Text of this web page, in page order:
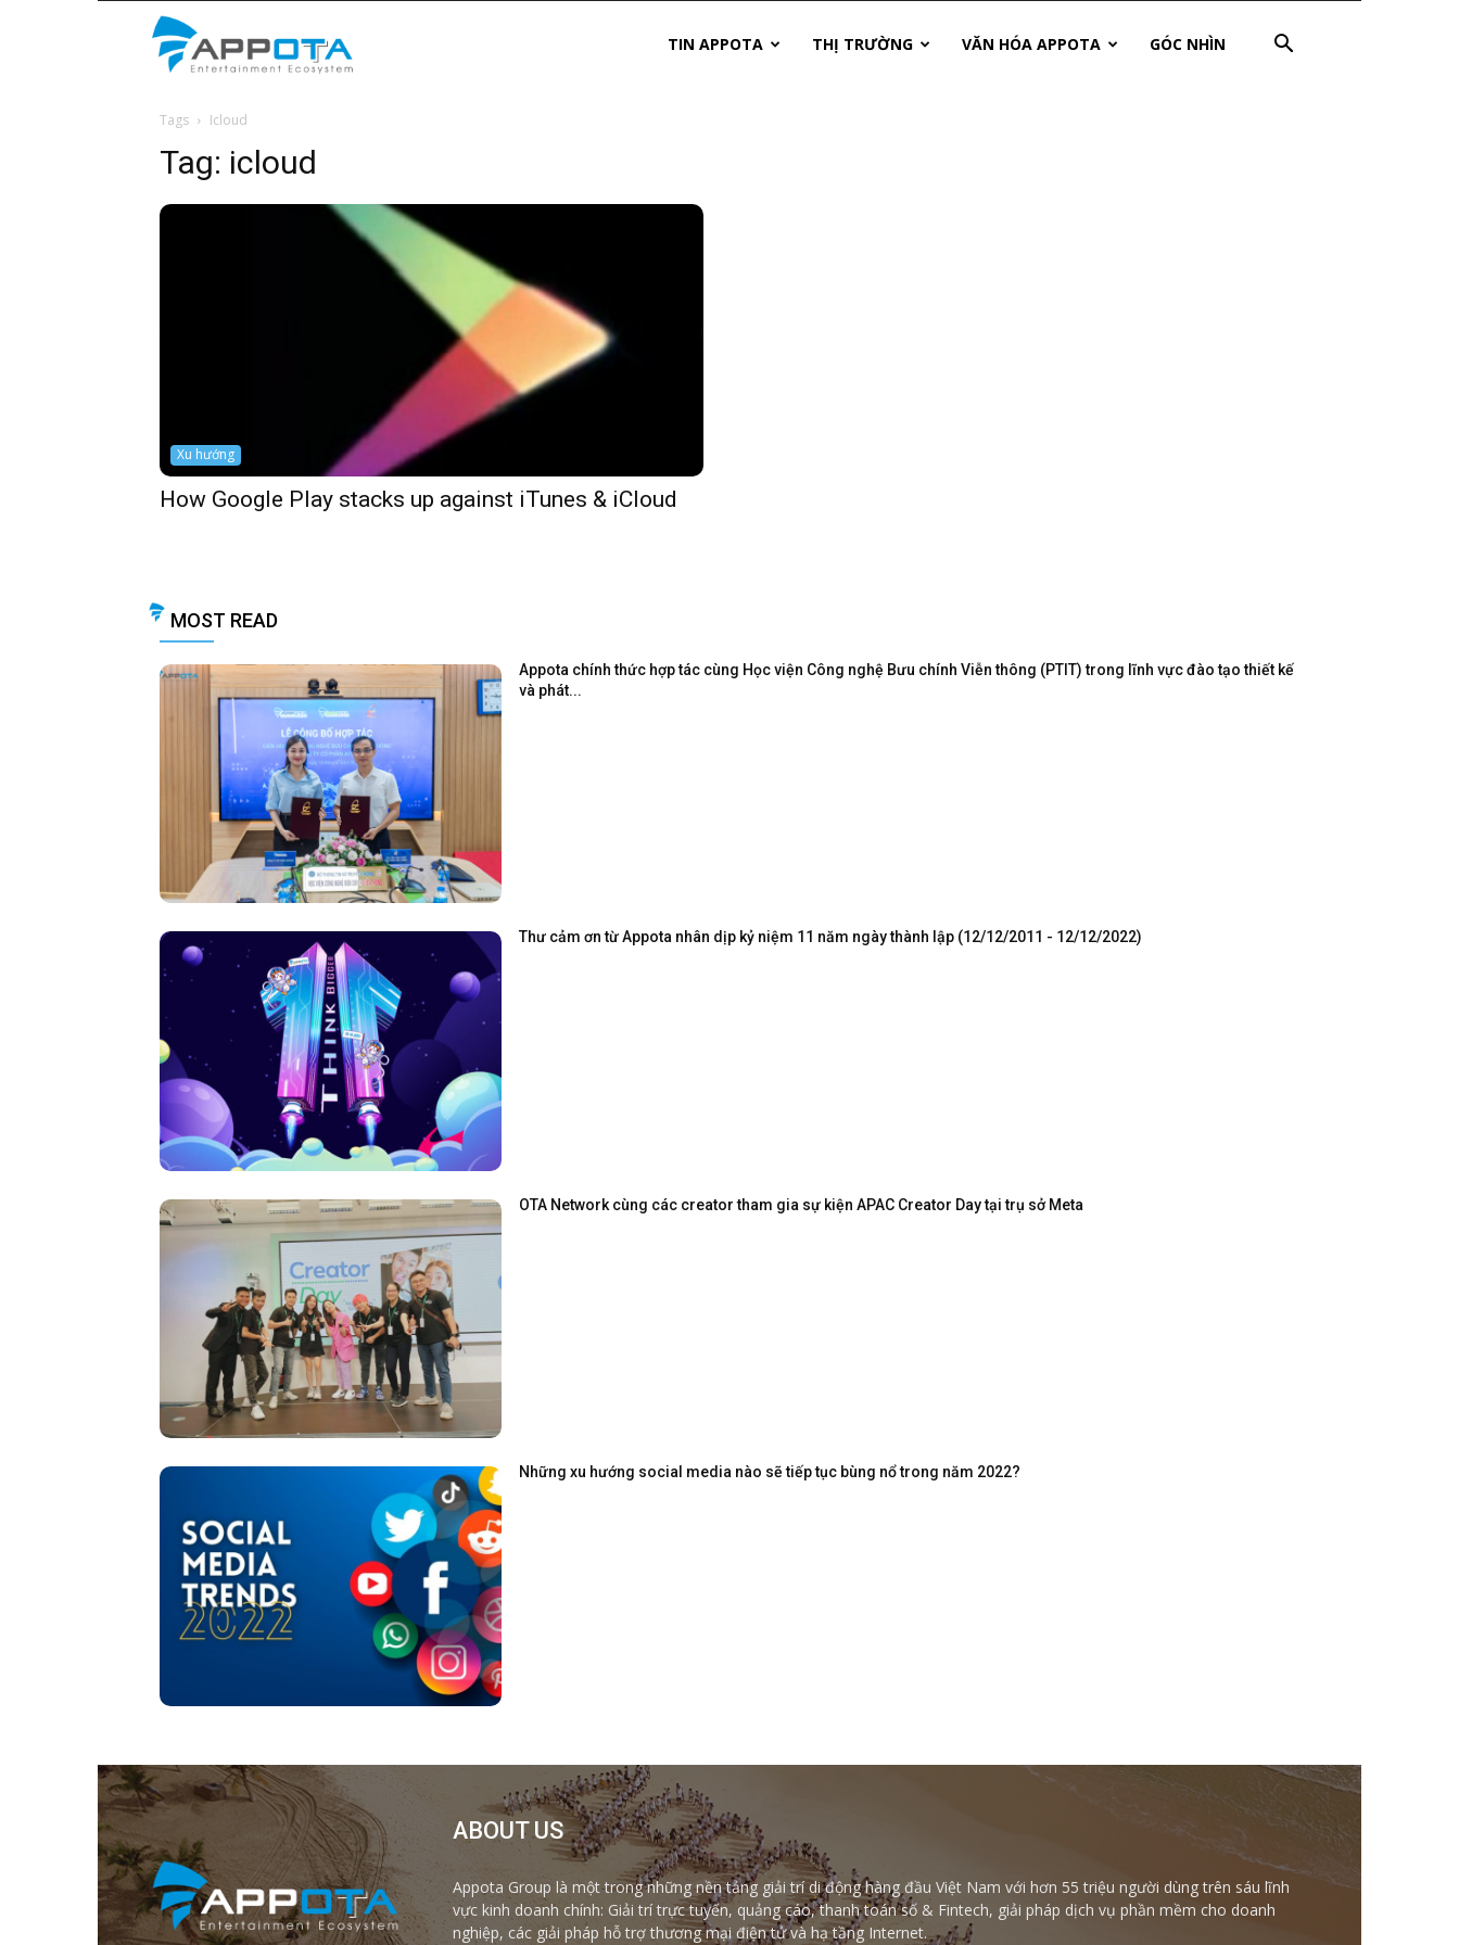
TIN APPOTA THỊ TRƯỜNG VĂN HÓA APPOTA GÓC NHÌN
Tags Icloud
Tag: icloud
Xu hướng
How Google Play stacks up against iTunes & iCloud
MOST READ
Appota chính thức hợp tác cùng Học viện Công nghệ Bưu chính Viễn thông (PTIT) trong lĩnh vực đào tạo thiết kế
và phát...
Thư cảm ơn từ Appota nhân dịp kỷ niệm 11 năm ngày thành lập (12/12/2011 - 12/12/2022)
OTA Network cùng các creator tham gia sự kiện APAC Creator Day tại trụ sở Meta
Những xu hướng social media nào sẽ tiếp tục bùng nổ trong năm 2022?
ABOUT US
Appota Group là một trong những nền tảng giải trí di động hàng đầu Việt Nam với hơn 55 triệu người dùng trên sáu lĩnh
vực kinh doanh chính: Giải trí trực tuyến, quảng cáo, thanh toán số & Fintech, giải pháp dịch vụ phần mềm cho doanh
nghiệp, các giải pháp hỗ trợ thương mại điện tử và hạ tầng Internet.